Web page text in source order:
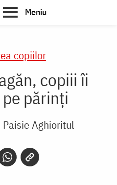
Meniu
copiilor
copiii îi
părinți
Paisie Aghioritul